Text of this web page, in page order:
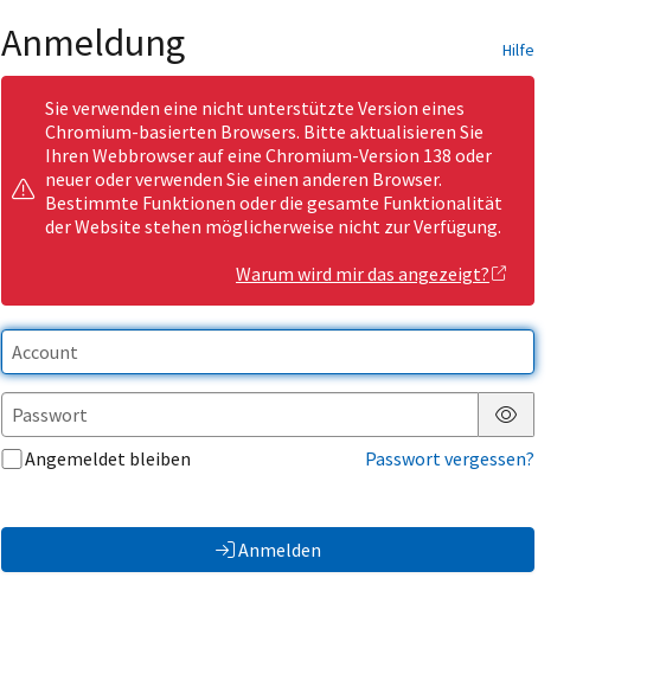
Anmeldung Hilfe
Sie verwenden eine nicht unterstützte Version eines
Chromium-basierten Browsers. Bitte aktualisieren Sie
Ihren Webbrowser auf eine Chromium-Version 138 oder
neuer oder verwenden Sie einen anderen Browser.
Bestimmte Funktionen oder die gesamte Funktionalität
der Website stehen möglicherweise nicht zur Verfügung.
Warum wird mir das angezeigt?
Passwort anzeigen
Angemeldet bleiben
Passwort vergessen?
Anmelden